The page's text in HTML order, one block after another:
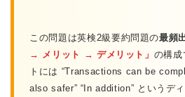
この問題は英検2級要約問題の最頻
→ メリット → デメリット」 の構成
トには “Transactions can be
also safer” “In addition” というデ